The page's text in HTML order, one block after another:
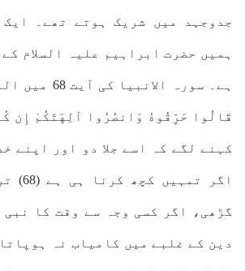
جدوجہد میں شریک ہوتے تھے۔ ایک
ہمیں حضرت ابراہیم علیہ السلام
ہے۔ سورہ
کہنے لگے کہ اسے جلا دو اور اپنے
اگر
گڑھی، اگر کسی وجہ سے وقت کا نبی
دین کے غلبے میں کامیاب نہ